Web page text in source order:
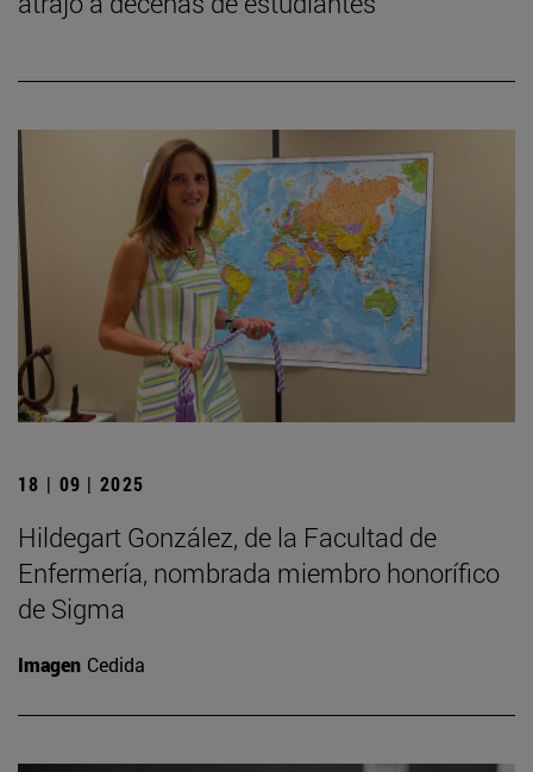
18 | 09 | 2025
Hildegart González, de la Facultad de
Enfermería, nombrada miembro honorífico
de Sigma
Imagen Cedida